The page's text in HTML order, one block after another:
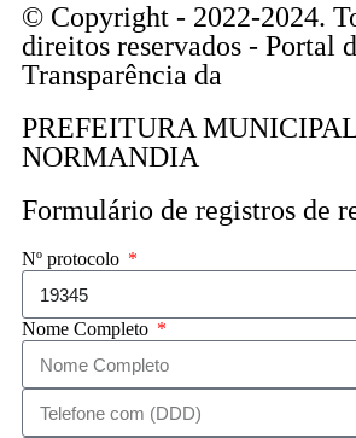
© Copyright - 2022-2024.
direitos reservados - Portal
Transparência da
PREFEITURA
NORMANDIA
Formulário de registros de
Nº protocolo
Nome Completo